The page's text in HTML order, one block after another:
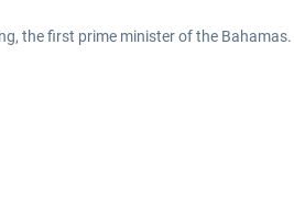
the first prime minister of the Bahamas.